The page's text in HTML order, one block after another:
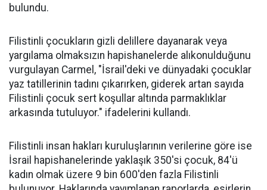
bulundu.
Filistinli çocukların gizli delillere dayanarak veya
yargılama olmaksızın hapishanelerde alıkonulduğunu
vurgulayan Carmel, "İsrail'deki ve dünyadaki çocuklar
yaz tatillerinin tadını çıkarırken, giderek artan sayıda
Filistinli çocuk sert koşullar altında parmaklıklar
arkasında tutuluyor." ifadelerini kullandı.
Filistinli insan hakları kuruluşlarının verilerine göre ise
İsrail hapishanelerinde yaklaşık 350'si çocuk, 84'ü
kadın olmak üzere 9 bin 600'den fazla Filistinli